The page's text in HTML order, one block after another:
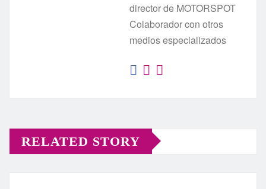
director de MOTORSPOT
Colaborador con otros
medios especializados
RELATED STORY